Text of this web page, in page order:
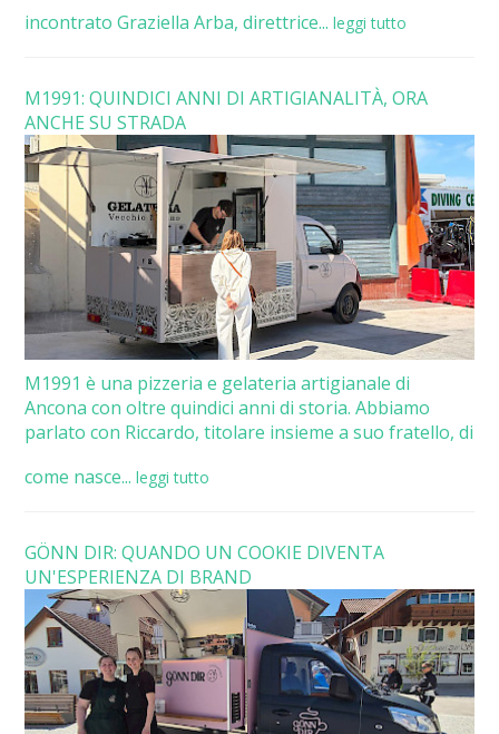
incontrato Graziella Arba, direttrice... leggi tutto
M1991: QUINDICI ANNI DI ARTIGIANALITÀ, ORA
ANCHE SU STRADA
M1991 è una pizzeria e gelateria artigianale di
Ancona con oltre quindici anni di storia. Abbiamo
parlato con Riccardo, titolare insieme a suo fratello, di
come nasce... leggi tutto
GÖNN DIR: QUANDO UN COOKIE DIVENTA
UN'ESPERIENZA DI BRAND